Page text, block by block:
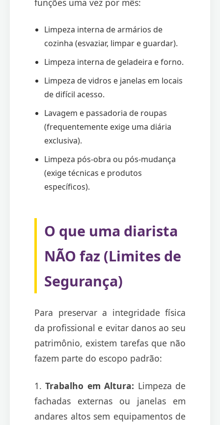
funções uma vez por mês:
Limpeza interna de armários de
cozinha (esvaziar, limpar e guardar).
Limpeza interna de geladeira e forno.
Limpeza de vidros e janelas em locais
de difícil acesso.
Lavagem e passadoria de roupas
(frequentemente exige uma diária
exclusiva).
Limpeza pós-obra ou pós-mudança
(exige técnicas e produtos
específicos).
O que uma diarista
NÃO faz (Limites de
Segurança)
Para preservar a integridade física
da profissional e evitar danos ao seu
patrimônio, existem tarefas que não
fazem parte do escopo padrão:
1.Trabalho em Altura: Limpeza de
fachadas externas ou janelas em
andares altos sem equipamentos de